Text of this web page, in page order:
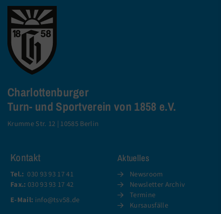
Charlottenburger
Turn- und Sportverein von 1858 e.V.
Krumme Str. 12 | 10585 Berlin
Kontakt
Tel.: 030 93 93 17 41
Fax.:030 93 93 17 42
E-Mail: info@tsv58.de
Aktuelles
Newsroom
Newsletter Archiv
Termine
Kursausfälle